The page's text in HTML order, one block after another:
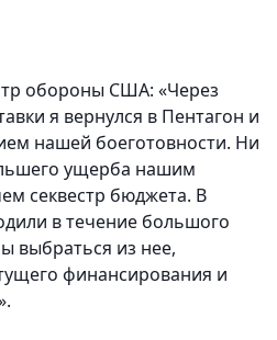
обороны США: «Через
я вернулся в Пентагон и
нашей боеготовности. Ни
ущерба нашим
секвестр бюджета. В
в течение большого
выбраться из нее,
финансирования и